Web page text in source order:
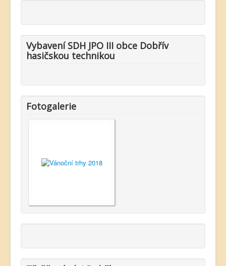
Vybavení SDH JPO III obce Dobřív
hasičskou technikou
Fotogalerie